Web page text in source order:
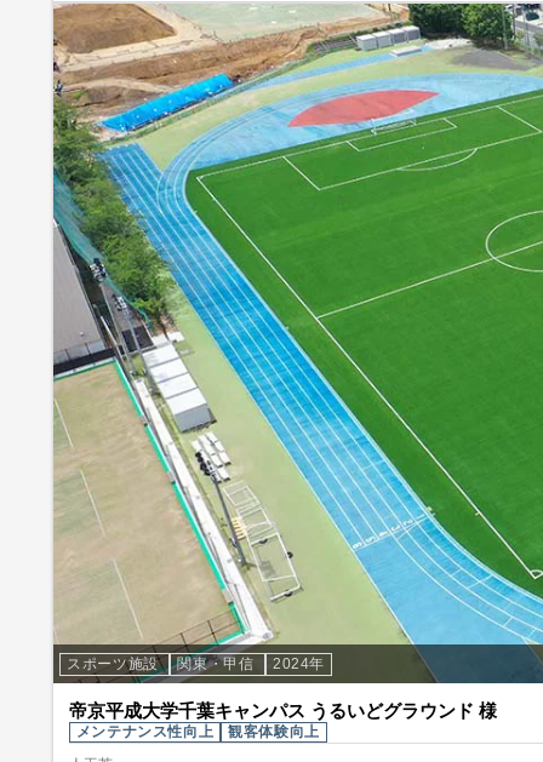
スポーツ施設 関東・甲信 2024年
帝京平成大学千葉キャンパス うるいどグラウンド 様
メンテナンス性向上
観客体験向上